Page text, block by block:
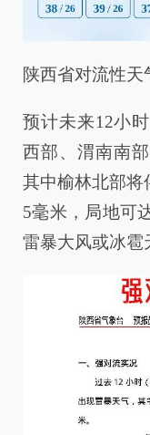
陕西省对流性天
预计未来12小
西部、渭南南
其中榆林北部将
5毫米，局地可
雷暴大风或冰雹